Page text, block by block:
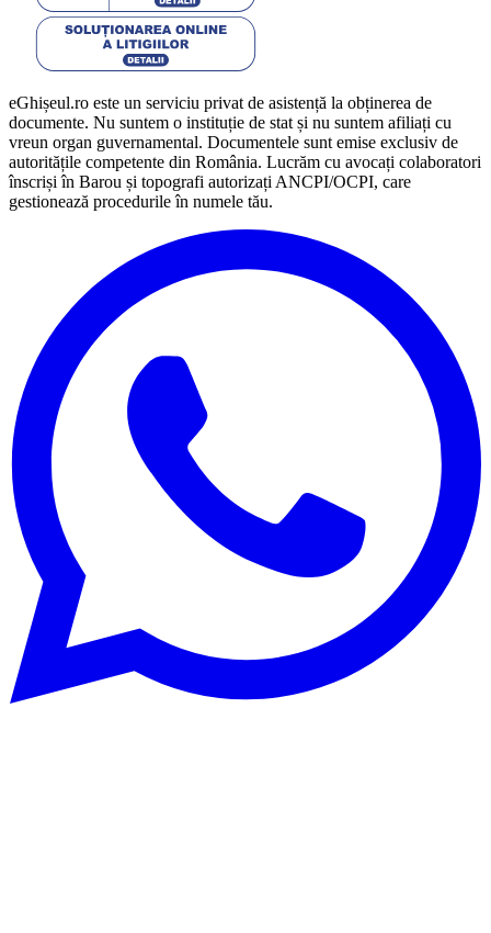
eGhișeul.ro este un serviciu privat de asistență la obținerea de
documente. Nu suntem o instituție de stat și nu suntem afiliați cu
vreun organ guvernamental. Documentele sunt emise exclusiv de
autoritățile competente din România. Lucrăm cu avocați colaboratori
înscriși în Barou și topografi autorizați ANCPI/OCPI, care
gestionează procedurile în numele tău.